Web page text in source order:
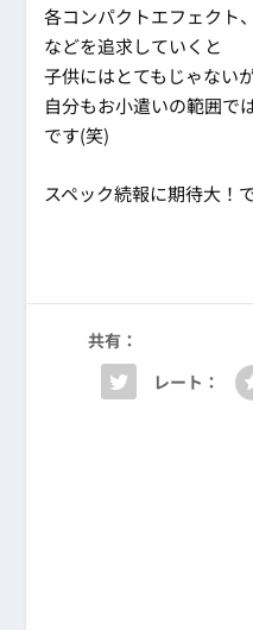
各コンパクトエフェクト
などを追求していくと
子供にはとてもじゃない
自分もお小遣いの範囲で
です(笑)
スペック続報に期待大！
共有：
レート：